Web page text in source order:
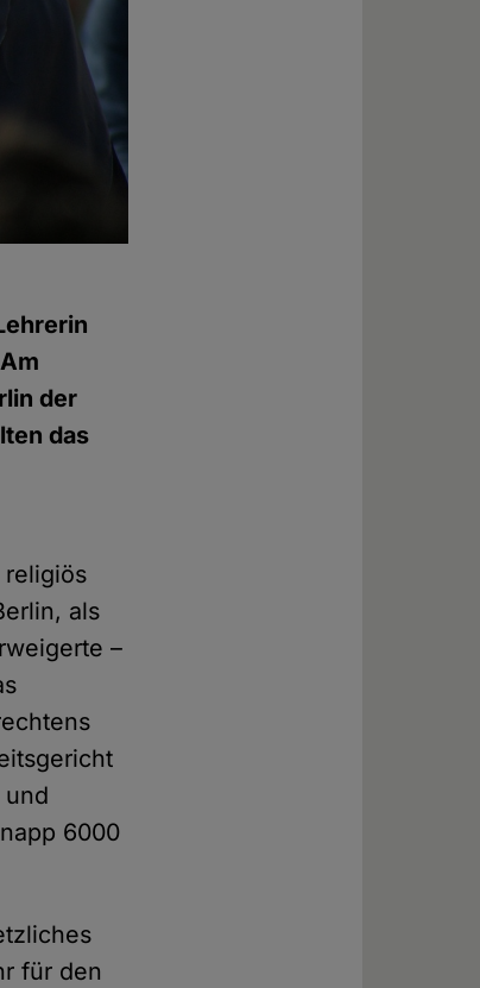
der
das
religiös
als
–
6000
für den